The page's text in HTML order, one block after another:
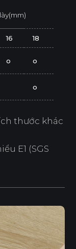
16 18
o o
o
thước khác
E1 (SGS